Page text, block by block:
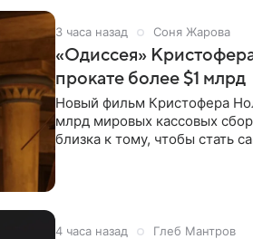
3 часа назад Соня Жарова
«Одиссея»
прокате более $1 млрд
Новый фильм Кристофера
млрд мировых кассовых
близка к тому, чтобы стать
4 часа назад Глеб Мантров